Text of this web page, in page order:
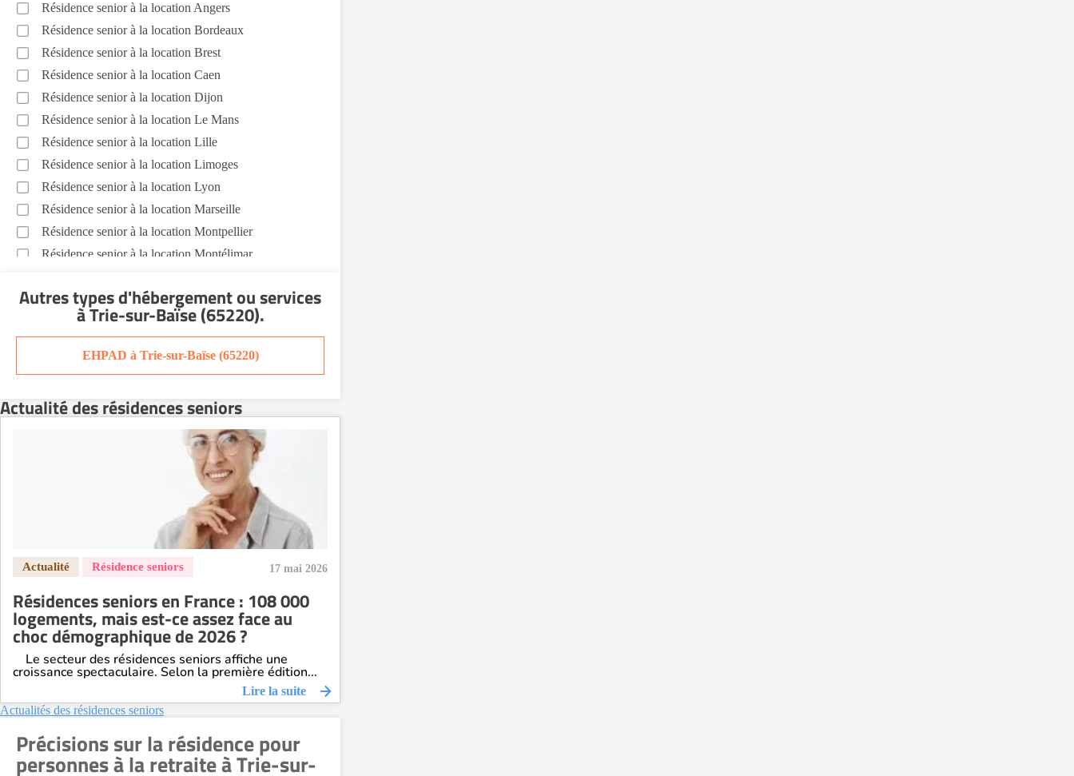
Résidence senior à la location Angers
Résidence senior à la location Bordeaux
Résidence senior à la location Brest
Résidence senior à la location Caen
Résidence senior à la location Dijon
Résidence senior à la location Le Mans
Résidence senior à la location Lille
Résidence senior à la location Limoges
Résidence senior à la location Lyon
Résidence senior à la location Marseille
Résidence senior à la location Montpellier
Résidence senior à la location Montélimar
Résidence senior à la location Nîmes
Résidence senior à la location Orléans
Résidence senior à la location Reims
Résidence senior à la location Strasbourg
Résidence senior à la location Toulouse
Autres types d'hébergement ou services
à Trie-sur-Baïse (65220).
EHPAD à Trie-sur-Baïse (65220)
Actualité des résidences seniors
17 mai 2026
Résidences seniors en France : 108 000
logements, mais est-ce assez face au
choc démographique de 2026 ?
Le secteur des résidences seniors affiche une
croissance spectaculaire. Selon la première édition...
Lire la suite
Actualités des résidences seniors
Précisions sur la résidence pour
personnes à la retraite à Trie-sur-